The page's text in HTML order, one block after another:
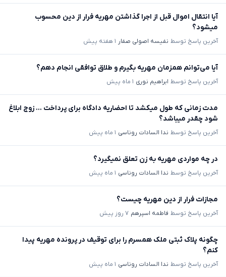
آیا انتقال اموال قبل از اجرا گذاشتن مهریه فرار از دین محسوب
میشود؟
آخرین پاسخ توسط نفیسه اصولی صفار ۱ هفته پیش
آیا می‌توانم همزمان مهریه بگیرم و طلاق توافقی انجام دهم؟
آخرین پاسخ توسط ابراهیم نوری ۱ ماه پیش
مدت زمانی که طول میکشد تا احضاریه دادگاه برای پرداخت ... زوج ابلاغ
شود چقدر میباشد؟
آخرین پاسخ توسط ندا السادات روناسی ۱ ماه پیش
در چه مواردی مهریه به زن تعلق نمیگیرد؟
آخرین پاسخ توسط ندا السادات روناسی ۱ ماه پیش
مجازات فرار از دین مهریه چیست؟
آخرین پاسخ توسط فاطمه اسپرهم ۷ روز پیش
چگونه پلاک ثبتی ملک همسرم را برای توقیف در پرونده مهریه پیدا
کنم؟
آخرین پاسخ توسط ندا السادات روناسی ۱ ماه پیش